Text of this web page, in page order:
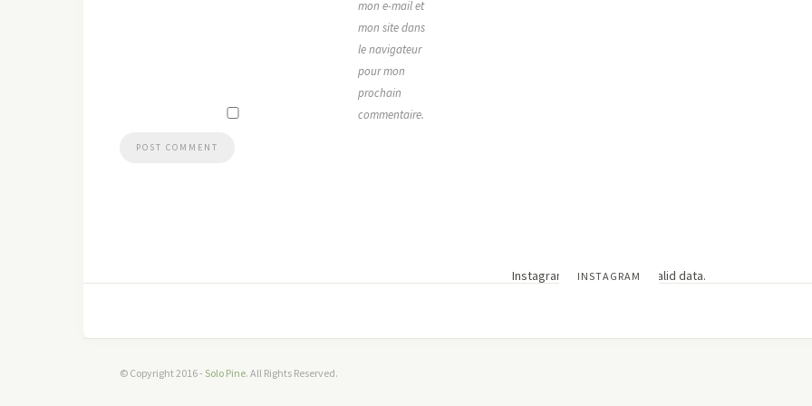
mon e-mail et
mon site dans
le navigateur
pour mon
prochain
commentaire.
INSTAGRAM
Instagram has returned invalid data.
© Copyright 2016 - Solo Pine. All Rights Reserved.